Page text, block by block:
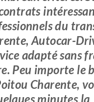
du
Autocar-
adapté sans
Peu importe le
Charente,
minutes la